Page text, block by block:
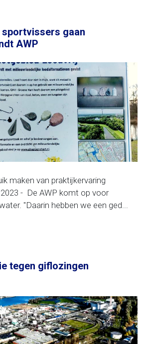
gaan
AWP
maken van praktijkervaring
- De AWP komt op voor
"Daarin hebben we een ged...
tegen giflozingen